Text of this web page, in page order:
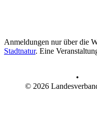
Anmeldungen nur über die
Stadtnatur. Eine
•
© 2026